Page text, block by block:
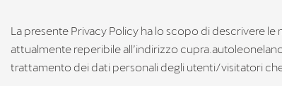
La presente Privacy Policy ha lo scopo di descrivere
attualmente reperibile all’indirizzo
trattamento dei dati personali degli utenti/visitatori